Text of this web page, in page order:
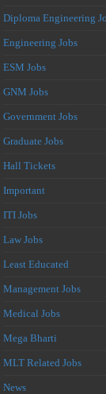
Diploma Engineering
Engineering Jobs
ESM Jobs
GNM Jobs
Government Jobs
Graduate Jobs
Hall Tickets
Important
ITI Jobs
Law Jobs
Least Educated
Management Jobs
Medical Jobs
Mega Bharti
MLT Related Jobs
News